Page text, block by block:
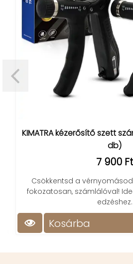
KIMATRA kézerősítő szett
db)
7 900 Ft
Csökkentsd a
fokozatosan, számlálóval!
edzéshez.
Kosárba